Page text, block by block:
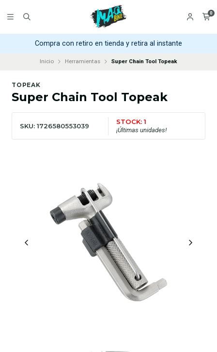
0
Compra con retiro en tienda y retira al instante
Inicio Herramientas Super Chain Tool Topeak
TOPEAK
Super Chain Tool Topeak
SKU: 1726580553039
STOCK: 1
¡Últimas unidades!